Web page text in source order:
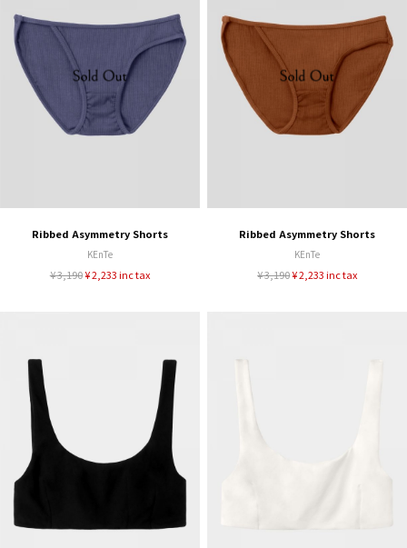
Ribbed Asymmetry Shorts
KEnTe
¥ 3,190¥ 2,233 inc tax
Ribbed Asymmetry Shorts
KEnTe
¥ 3,190¥ 2,233 inc tax